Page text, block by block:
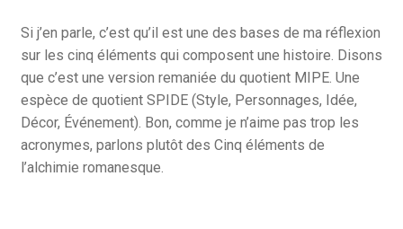
Si j’en parle, c’est qu’il est une des bases de ma réflexion
sur les cinq éléments qui composent une histoire. Disons
que c’est une version remaniée du quotient MIPE. Une
espèce de quotient SPIDE (Style, Personnages, Idée,
Décor, Événement). Bon, comme je n’aime pas trop les
acronymes, parlons plutôt des Cinq éléments de
l’alchimie romanesque.